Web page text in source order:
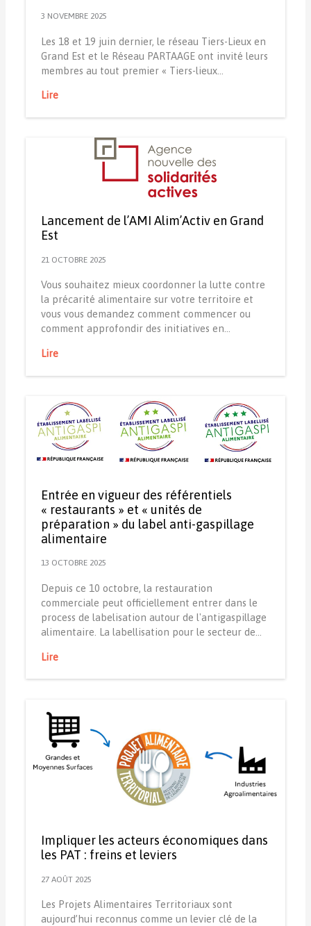
3 NOVEMBRE 2025
Les 18 et 19 juin dernier, le réseau Tiers-Lieux en
Grand Est et le Réseau PARTAAGE ont invité leurs
membres au tout premier « Tiers-lieux…
Lire
Lancement de l’AMI Alim’Activ en Grand
Est
21 OCTOBRE 2025
Vous souhaitez mieux coordonner la lutte contre
la précarité alimentaire sur votre territoire et
vous vous demandez comment commencer ou
comment approfondir des initiatives en…
Lire
Entrée en vigueur des référentiels
« restaurants » et « unités de
préparation » du label anti-gaspillage
alimentaire
13 OCTOBRE 2025
Depuis ce 10 octobre, la restauration
commerciale peut officiellement entrer dans le
process de labelisation autour de l'antigaspillage
alimentaire. La labellisation pour le secteur de…
Lire
Impliquer les acteurs économiques dans
les PAT : freins et leviers
27 AOÛT 2025
Les Projets Alimentaires Territoriaux sont
aujourd’hui reconnus comme un levier clé de la